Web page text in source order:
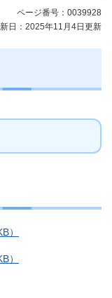
ページ番号：0039928
日：2025年11月4日更新
）
）